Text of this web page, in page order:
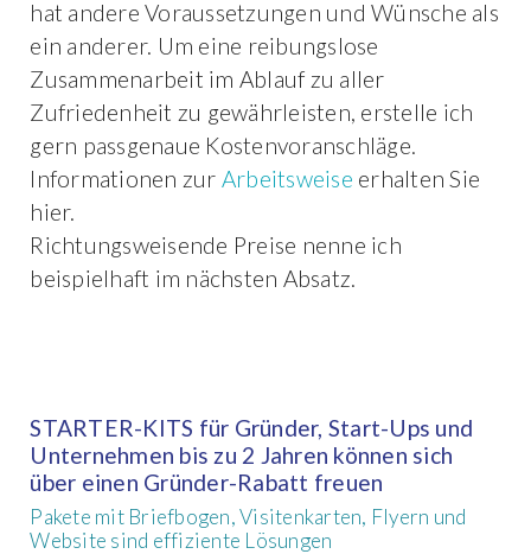
hat andere Voraussetzungen und Wünsche als
ein anderer. Um eine reibungslose
Zusammenarbeit im Ablauf zu aller
Zufriedenheit zu gewährleisten, erstelle ich
gern passgenaue Kostenvoranschläge.
Informationen zur Arbeitsweise erhalten Sie
hier.
Richtungsweisende Preise nenne ich
beispielhaft im nächsten Absatz.
STARTER-KITS für Gründer, Start-Ups und
Unternehmen bis zu 2 Jahren können sich
über einen Gründer-Rabatt freuen
Pakete mit Briefbogen, Visitenkarten, Flyern und
Website sind effiziente Lösungen